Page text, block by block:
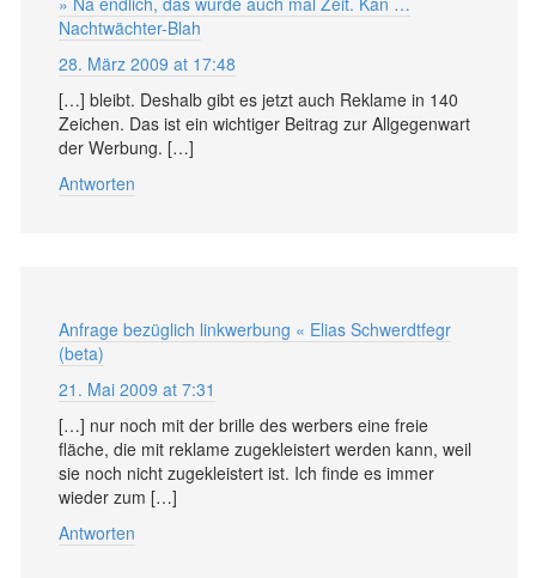
Nachtwächter-Blah
28. März 2009 at 17:48
[…] bleibt. Deshalb gibt es jetzt auch Reklame in 140
Zeichen. Das ist ein wichtiger Beitrag zur Allgegenwart
der Werbung. […]
Antworten
Anfrage bezüglich linkwerbung « Elias Schwerdtfegr
(beta)
21. Mai 2009 at 7:31
[…] nur noch mit der brille des werbers eine freie
fläche, die mit reklame zugekleistert werden kann, weil
sie noch nicht zugekleistert ist. Ich finde es immer
wieder zum […]
Antworten